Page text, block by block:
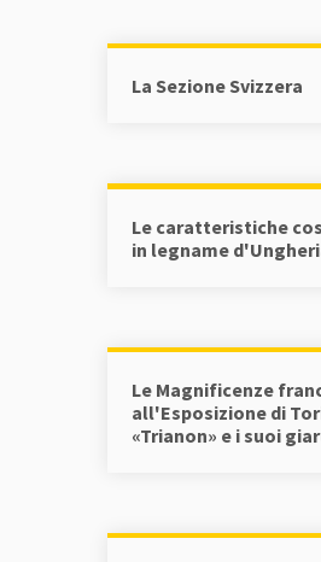
La Sezione Svizzera
Le caratteristiche
in legname
Le Magnificenze
all'Esposizione di
«Trianon» e i suoi